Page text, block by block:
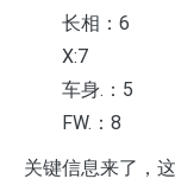
长相：6
X:7
车身.：5
FW.：8
关键信息来了，